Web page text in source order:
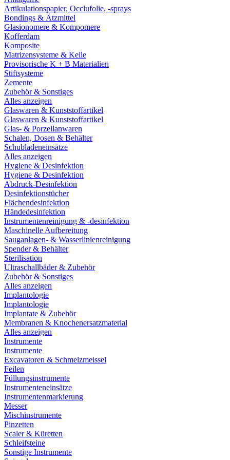
Artikulationspapier, Occlufolie, -sprays
Bondings & Ätzmittel
Glasionomere & Kompomere
Kofferdam
Komposite
Matrizensysteme & Keile
Provisorische K + B Materialien
Stiftsysteme
Zemente
Zubehör & Sonstiges
Alles anzeigen
Glaswaren & Kunststoffartikel
Glaswaren & Kunststoffartikel
Glas- & Porzellanwaren
Schalen, Dosen & Behälter
Schubladeneinsätze
Alles anzeigen
Hygiene & Desinfektion
Hygiene & Desinfektion
Abdruck-Desinfektion
Desinfektionstücher
Flächendesinfektion
Händedesinfektion
Instrumentenreinigung & -desinfektion
Maschinelle Aufbereitung
Sauganlagen- & Wasserlinienreinigung
Spender & Behälter
Sterilisation
Ultraschallbäder & Zubehör
Zubehör & Sonstiges
Alles anzeigen
Implantologie
Implantologie
Implantate & Zubehör
Membranen & Knochenersatzmaterial
Alles anzeigen
Instrumente
Instrumente
Excavatoren & Schmelzmeissel
Feilen
Füllungsinstrumente
Instrumenteneinsätze
Instrumentenmarkierung
Messer
Mischinstrumente
Pinzetten
Scaler & Küretten
Schleifsteine
Sonstige Instrumente